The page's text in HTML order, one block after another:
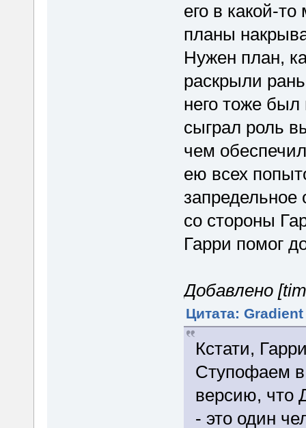
его в какой-
планы
Нужен план,
раскрыли
него тоже
сыграл роль
чем
ею всех
запредельное
со стороны
Гарри помог
Добавлено
Цитата:
Кстати,
Ступофаем в
версию, что
- это один